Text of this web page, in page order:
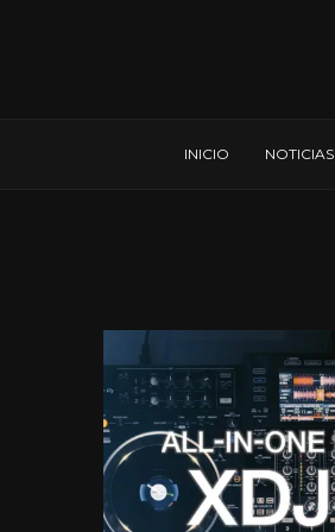
INICIO NOTICIAS